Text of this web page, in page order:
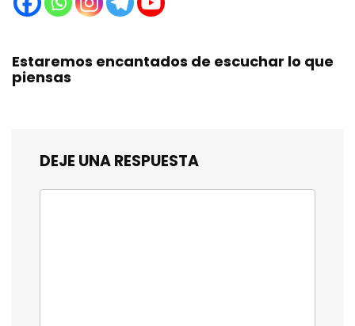
Estaremos encantados de escuchar lo que
piensas
DEJE UNA RESPUESTA